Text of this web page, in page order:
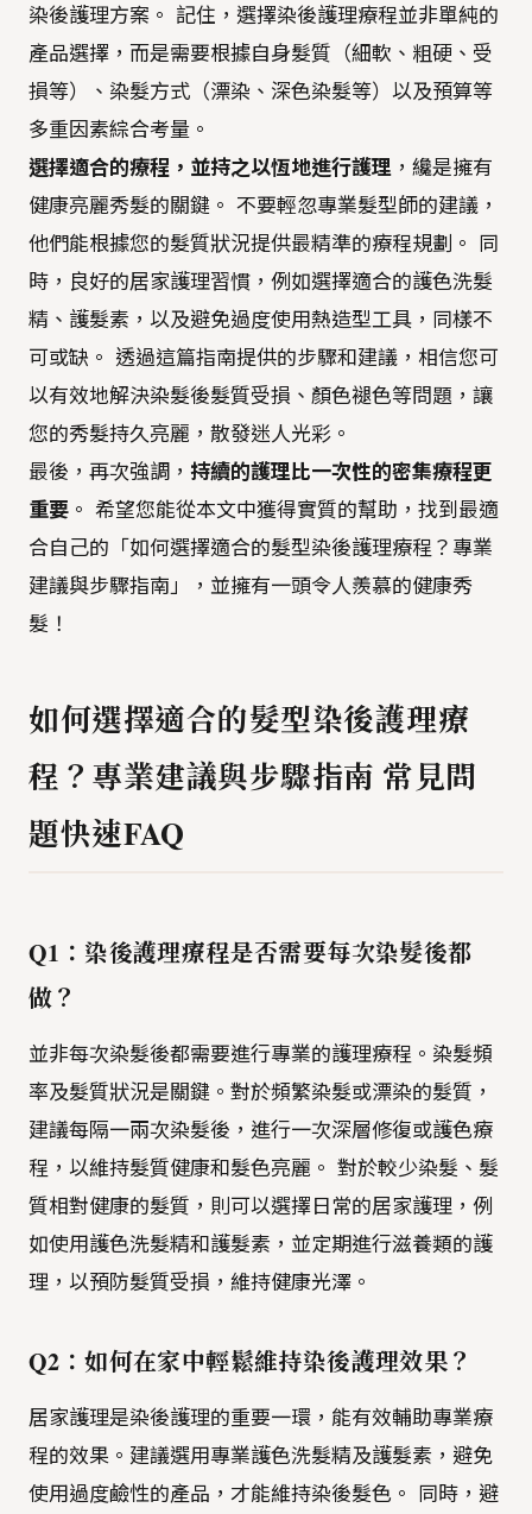
染後護理方案。 記住，選擇染後護理療程並非單純的
產品選擇，而是需要根據自身髮質（細軟、粗硬、受
損等）、染髮方式（漂染、深色染髮等）以及預算等
多重因素綜合考量。
選擇適合的療程，並持之以恆地進行護理 ，纔是擁有
健康亮麗秀髮的關鍵。 不要輕忽專業髮型師的建議，
他們能根據您的髮質狀況提供最精準的療程規劃。 同
時，良好的居家護理習慣，例如選擇適合的護色洗髮
精、護髮素，以及避免過度使用熱造型工具，同樣不
可或缺。 透過這篇指南提供的步驟和建議，相信您可
以有效地解決染髮後髮質受損、顏色褪色等問題，讓
您的秀髮持久亮麗，散發迷人光彩。
最後，再次強調， 持續的護理比一次性的密集療程更
重要 。 希望您能從本文中獲得實質的幫助，找到最適
合自己的「如何選擇適合的髮型染後護理療程？專業
建議與步驟指南」，並擁有一頭令人羨慕的健康秀
髮！
如何選擇適合的髮型染後護理療
程？專業建議與步驟指南 常見問
題快速FAQ
Q1：染後護理療程是否需要每次染髮後都
做？
並非每次染髮後都需要進行專業的護理療程。染髮頻
率及髮質狀況是關鍵。對於頻繁染髮或漂染的髮質，
建議每隔一兩次染髮後，進行一次深層修復或護色療
程，以維持髮質健康和髮色亮麗。 對於較少染髮、髮
質相對健康的髮質，則可以選擇日常的居家護理，例
如使用護色洗髮精和護髮素，並定期進行滋養類的護
理，以預防髮質受損，維持健康光澤。
Q2：如何在家中輕鬆維持染後護理效果？
居家護理是染後護理的重要一環，能有效輔助專業療
程的效果。建議選用專業護色洗髮精及護髮素，避免
使用過度鹼性的產品，才能維持染後髮色。 同時，避